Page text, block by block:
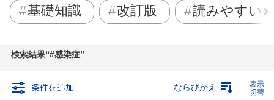
基礎知識 改訂版 読みやすい
検索結果 #感染症
条件を追加 ならびかえ